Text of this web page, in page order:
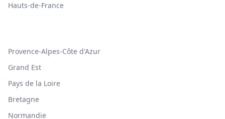
Hauts-de-France
Provence-Alpes-Côte d'Azur
Grand Est
Pays de la Loire
Bretagne
Normandie